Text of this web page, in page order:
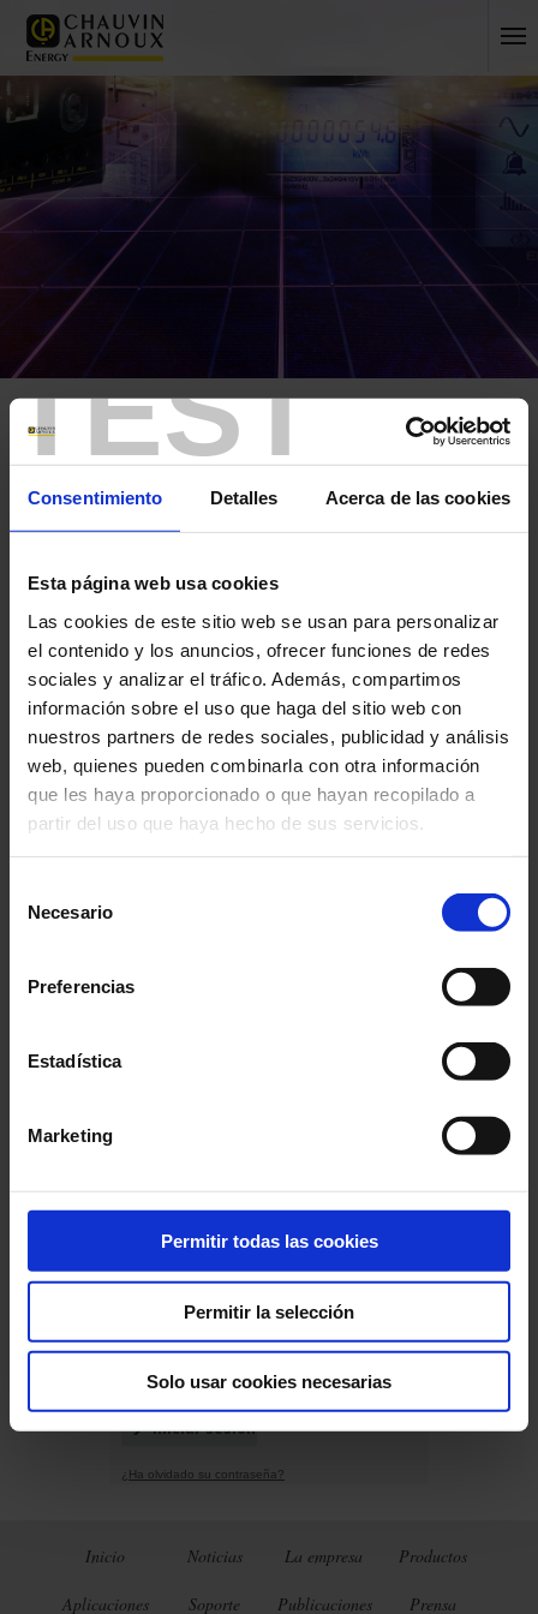
TEST
Consentimiento Detalles Acerca de las cookies
Esta página web usa cookies
Las cookies de este sitio web se usan para personalizar
el contenido y los anuncios, ofrecer funciones de redes
sociales y analizar el tráfico. Además, compartimos
información sobre el uso que haga del sitio web con
nuestros partners de redes sociales, publicidad y análisis
web, quienes pueden combinarla con otra información
que les haya proporcionado o que hayan recopilado a
partir del uso que haya hecho de sus servicios.
privacidad
Necesario
Preferencias
Estadística
Marketing
Permitir todas las cookies
Permitir la selección
Solo usar cookies necesarias
Mi información
iniciar sesión
¿ha olvidado su contraseña?
ESPACIO MI CUENTA
AÚN NO ESTÁ REGISTRADO
Cree una cuenta para gestionar sus
contenidos y ventajas en los sitios Web
YA ESTÁ REGISTRADO
¿Ha olvidado su contraseña?
Inicio Noticias La empresa Productos
Aplicaciones Soporte Publicaciones Prensa